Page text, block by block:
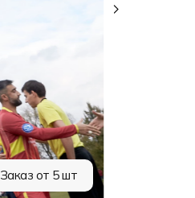
Заказ от 5 шт